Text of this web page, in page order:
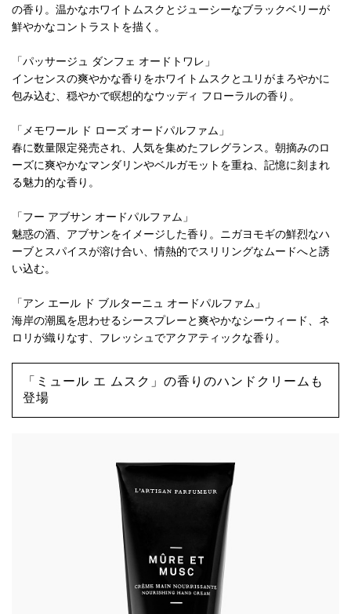
の香り。温かなホワイトムスクとジューシーなブラックベリーが
鮮やかなコントラストを描く。
「パッサージュ ダンフェ オードトワレ」
インセンスの爽やかな香りをホワイトムスクとユリがまろやかに
包み込む、穏やかで瞑想的なウッディ フローラルの香り。
「メモワール ド ローズ オードパルファム」
春に数量限定発売され、人気を集めたフレグランス。朝摘みのロ
ーズに爽やかなマンダリンやベルガモットを重ね、記憶に刻まれ
る魅力的な香り。
「フー アブサン オードパルファム」
魅惑の酒、アブサンをイメージした香り。ニガヨモギの鮮烈なハ
ーブとスパイスが溶け合い、情熱的でスリリングなムードへと誘
い込む。
「アン エール ド ブルターニュ オードパルファム」
海岸の潮風を思わせるシースプレーと爽やかなシーウィード、ネ
ロリが織りなす、フレッシュでアクアティックな香り。
「ミュール エ ムスク」の香りのハンドクリームも
登場